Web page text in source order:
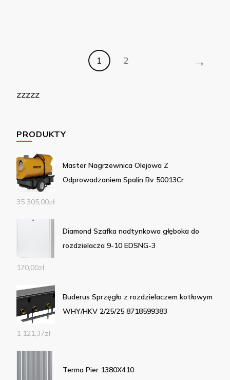
1 2 →
zzzzz
PRODUKTY
Master Nagrzewnica Olejowa Z
Odprowadzaniem Spalin Bv 50013Cr
35 305,00zł
Diamond Szafka nadtynkowa głęboka do
rozdzielacza 9-10 EDSNG-3
170,00zł
Buderus Sprzęgło z rozdzielaczem kotłowym
WHY/HKV 2/25/25 8718599383
1 121,37zł
Terma Pier 1380X410